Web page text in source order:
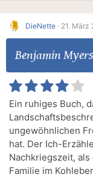
DieNette · 21. März
Benjamin Myers
Ein ruhiges Buch,
ungewöhnlichen
hat. Der Ich-
Nachkriegszeit,
Familie im